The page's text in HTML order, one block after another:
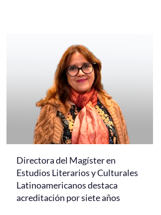
Directora del Magíster en
Estudios Literarios y Culturales
Latinoamericanos destaca
acreditación por siete años